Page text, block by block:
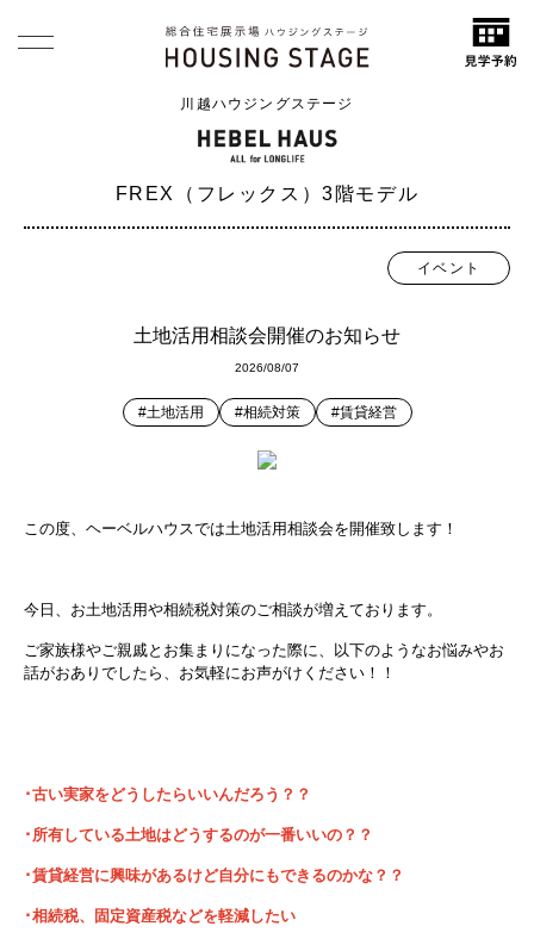
川越ハウジングステージ
FREX（フレックス）3階モデル
イベント
土地活用相談会開催のお知らせ
2026/08/07
#土地活用 #相続対策 #賃貸経営
この度、ヘーベルハウスでは土地活用相談会を開催致します！
今日、お土地活用や相続税対策のご相談が増えております。
ご家族様やご親戚とお集まりになった際に、以下のようなお悩みやお
話がおありでしたら、お気軽にお声がけください！！
･古い実家をどうしたらいいんだろう？？
･所有している土地はどうするのが一番いいの？？
･賃貸経営に興味があるけど自分にもできるのかな？？
･相続税、固定資産税などを軽減したい